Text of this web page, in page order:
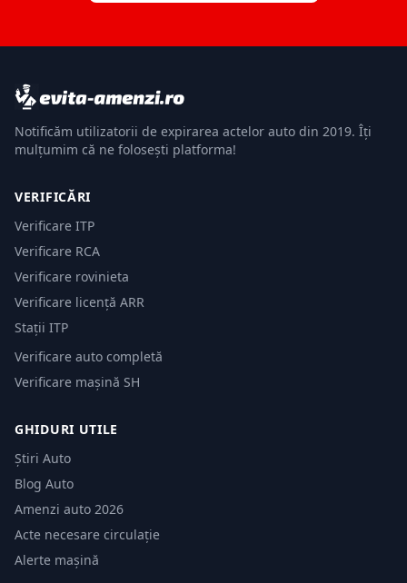
Notificăm utilizatorii de expirarea actelor auto din 2019. Îți
mulțumim că ne folosești platforma!
VERIFICĂRI
Verificare ITP
Verificare RCA
Verificare rovinieta
Verificare licență ARR
Stații ITP
Verificare auto completă
Verificare mașină SH
GHIDURI UTILE
Știri Auto
Blog Auto
Amenzi auto 2026
Acte necesare circulație
Alerte mașină